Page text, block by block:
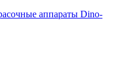
аппараты Dino-